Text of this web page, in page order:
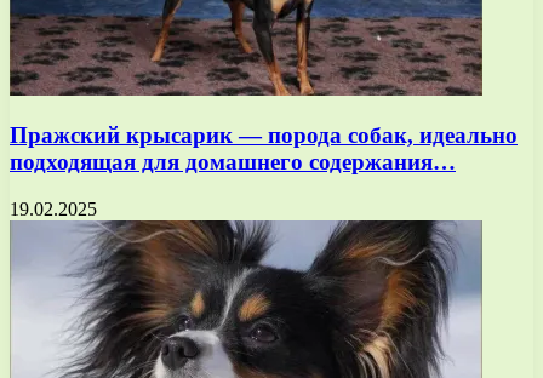
Пражский крысарик — порода собак, идеально
подходящая для домашнего содержания…
19.02.2025